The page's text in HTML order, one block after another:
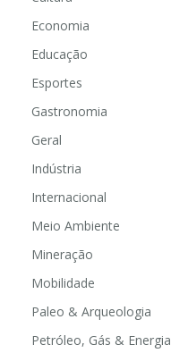
Economia
Educação
Esportes
Gastronomia
Geral
Indústria
Internacional
Meio Ambiente
Mineração
Mobilidade
Paleo & Arqueologia
Petróleo, Gás & Energia